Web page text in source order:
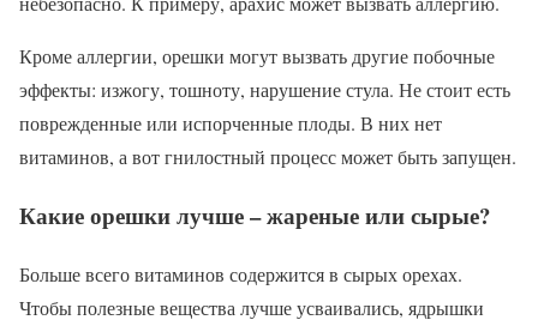
Кроме аллергии, орешки могут вызвать другие побочные
эффекты: изжогу, тошноту, нарушение стула. Не стоит есть
поврежденные или испорченные плоды. В них нет
витаминов, а вот гнилостный процесс может быть запущен.
Какие орешки лучше – жареные или сырые?
Больше всего витаминов содержится в сырых орехах.
Чтобы полезные вещества лучше усваивались, ядрышки